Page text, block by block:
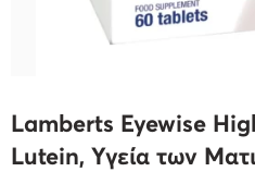
Lamberts Eyewise
Lutein, Υγεία των